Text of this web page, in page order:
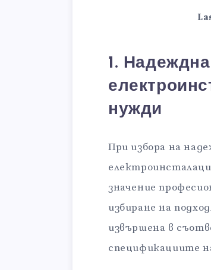
1.
нужди
При избора на
значение
избиране на
извършена в
спецификациите